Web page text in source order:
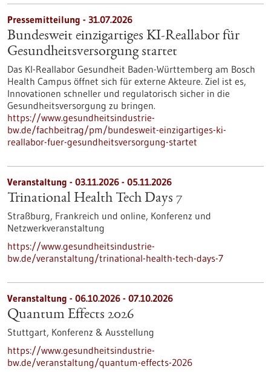
Pressemitteilung - 31.07.2026
Bundesweit einzigartiges KI-Reallabor für
Gesundheits­versorgung startet
Das KI-Reallabor Gesundheit Baden-Württemberg am Bosch
Health Campus öffnet sich für externe Akteure. Ziel ist es,
Innovationen schneller und regulatorisch sicher in die
Gesundheitsversorgung zu bringen.
https://www.gesundheitsindustrie-
bw.de/fachbeitrag/pm/bundesweit-einzigartiges-ki-
reallabor-fuer-gesundheitsversorgung-startet
Veranstaltung - 03.11.2026 - 05.11.2026
Trinational Health Tech Days 7
Straßburg, Frankreich und online, Konferenz und
Netzwerkveranstaltung
https://www.gesundheitsindustrie-
bw.de/veranstaltung/trinational-health-tech-days-7
Veranstaltung - 06.10.2026 - 07.10.2026
Quantum Effects 2026
Stuttgart, Konferenz & Ausstellung
https://www.gesundheitsindustrie-
bw.de/veranstaltung/quantum-effects-2026